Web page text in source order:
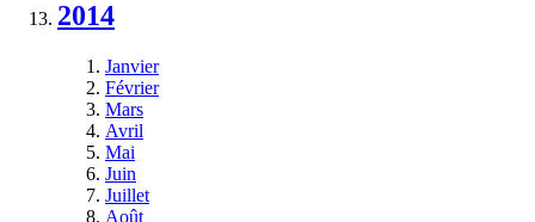
2014
Janvier
Février
Mars
Avril
Mai
Juin
Juillet
Août